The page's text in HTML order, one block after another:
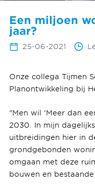
Een miljoen
jaar?
25-06-2021
Onze collega Tijmen
Planontwikkeling bij
"Men wil ‘Meer dan
2030. In mijn
uitbreidingen hier in
grondgebonden
omgaan met deze
bouwen en